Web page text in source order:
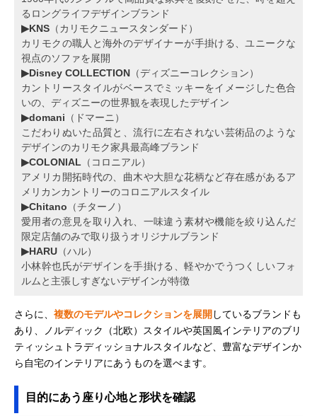
るロングライフデザインブランド
▶KNS （カリモクニュースタンダード）
カリモクの職人と海外のデザイナーが手掛ける、ユニークな
視点のソファを展開
▶Disney COLLECTION （ディズニーコレクション）
カントリースタイルがベースでミッキーをイメージした色合
いの、ディズニーの世界観を表現したデザイン
▶domani （ドマーニ）
こだわりぬいた品質と、流行に左右されない芸術品のような
デザインのカリモク家具最高峰ブランド
▶COLONIAL （コロニアル）
アメリカ開拓時代の、曲木や大胆な花柄など存在感があるア
メリカンカントリーのコロニアルスタイル
▶Chitano （チターノ）
愛用者の意見を取り入れ、一味違う素材や機能を絞り込んだ
限定店舗のみで取り扱うオリジナルブランド
▶HARU （ハル）
小林幹也氏がデザインを手掛ける、軽やかでうつくしいフォ
ルムと主張しすぎないデザインが特徴
さらに、 複数のモデルやコレクションを展開 しているブランドも
あり、ノルディック（北欧）スタイルや英国風インテリアのブリ
ティッシュトラディッショナルスタイルなど、豊富なデザインか
ら自宅のインテリアにあうものを選べます。
目的にあう座り心地と形状を確認